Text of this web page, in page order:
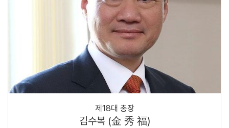
제18대 총장
김수복 (金 秀 福)